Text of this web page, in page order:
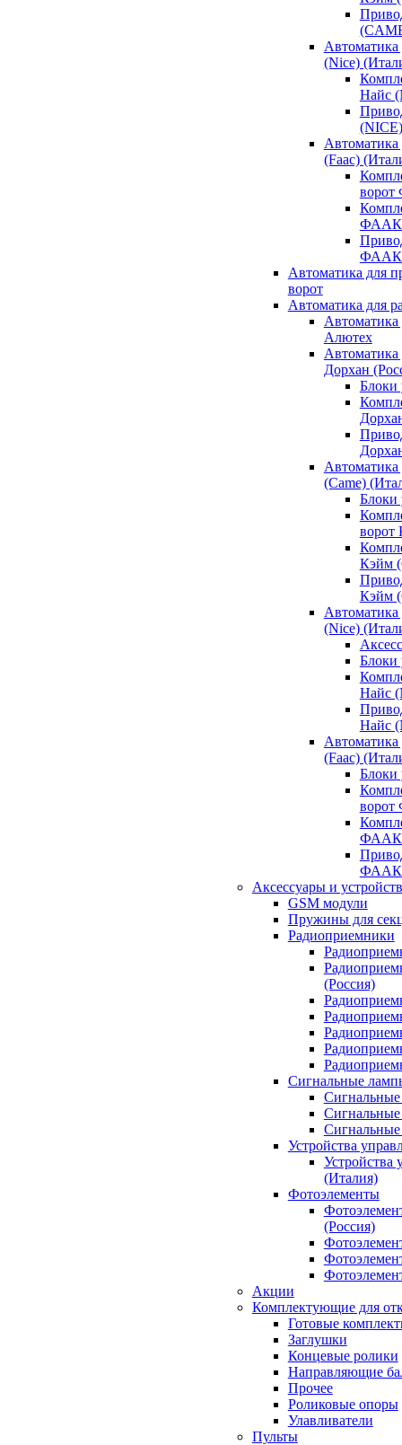
Автоматика
(Nice)
Найс
(NICE)
(Faac)
ФААК
ФААК
Автоматика для
ворот
Автоматика для
Алютех
Дорхан
Блоки
(Came)
Блоки
ворот
Кэйм
Кэйм
(Nice)
Блоки
Найс
Найс
(Faac)
ФААК
ФААК
Аксессуары и
GSM модули
Пружины для
Радиоприемники
(Россия)
Сигнальные
Устройства
Устройства
(Италия)
Фотоэлементы
(Россия)
Акции
Комплектующие для
Готовые
Заглушки
Концевые ролики
Направляющие
Прочее
Роликовые опоры
Улавливатели
Пульты